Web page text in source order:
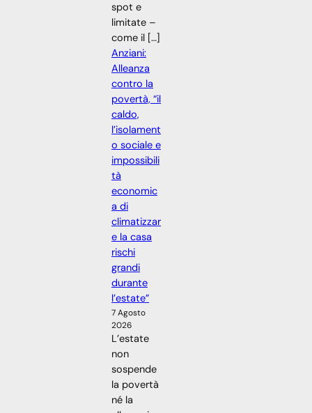
spot e
limitate –
come il […]
Anziani:
Alleanza
contro la
povertà, “il
caldo,
l’isolament
o sociale e
impossibili
tà
economic
a di
climatizzar
e la casa
rischi
grandi
durante
l’estate”
7 Agosto
2026
L’estate
non
sospende
la povertà
né la